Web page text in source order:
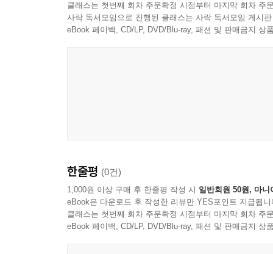
클래스는 첫번째 회차 주문확정 시점부터 마지막 회차 주
사락 독서모임으로 진행된 클래스는 사락 독서모임 게시
eBook 페이백, CD/LP, DVD/Blu-ray, 패션 및 판매금지 상
한줄평 (0건)
1,000원 이상 구매 후 한줄평 작성 시 일반회원 50원, 마니
eBook은 다운로드 후 작성한 리뷰만 YES포인트 지급됩니
클래스는 첫번째 회차 주문확정 시점부터 마지막 회차 주
eBook 페이백, CD/LP, DVD/Blu-ray, 패션 및 판매금지 상